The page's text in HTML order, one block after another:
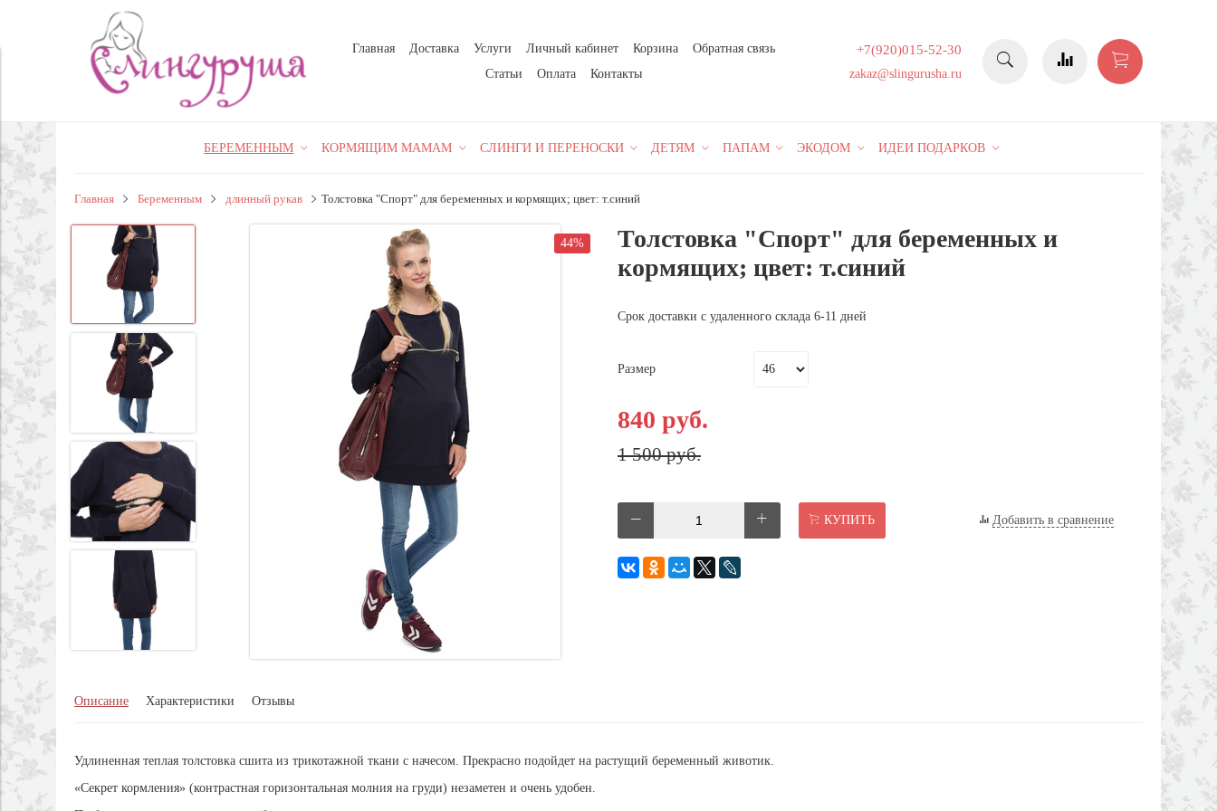
Главная Доставка Услуги Личный кабинет Корзина
Обратная связь
Статьи
Оплата Контакты
+7(920)015-52-30
zakaz@slingurusha.ru
БЕРЕМЕННЫМ КОРМЯЩИМ МАМАМ СЛИНГИ И ПЕРЕНОСКИ ДЕТЯМ ПАПАМ ЭКОДОМ ИДЕИ ПОДАРКОВ
Главная Беременным длинный рукав Толстовка "Спорт" для беременных и кормящих; цвет: т.синий
44% 44%
Толстовка "Спорт" для беременных и
кормящих; цвет: т.синий
Срок доставки с удаленного склада 6-11 дней
Размер
840 руб.
1 500 руб.
КУПИТЬ Добавить в сравнение
Описание Характеристики Отзывы
Удлиненная теплая толстовка сшита из трикотажной ткани с начесом. Прекрасно подойдет на растущий беременный животик.
«Секрет кормления» (контрастная горизонтальная молния на груди) незаметен и очень удобен.